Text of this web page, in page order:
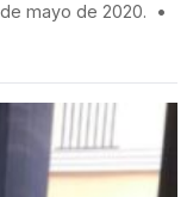
mayo de 2020.
•